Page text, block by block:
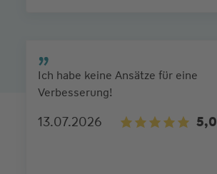
Ich habe keine Ansätze für eine
Verbesserung!
13.07.2026 5,0